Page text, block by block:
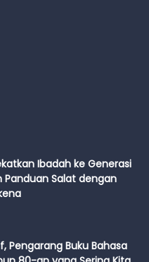
Ibadah ke Generasi
Panduan Salat dengan
Pengarang Buku Bahasa